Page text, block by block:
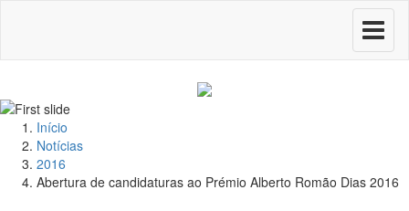
Toggle
Início
Notícias
2016
Abertura de candidaturas ao Prémio Alberto Romão Dias 2016